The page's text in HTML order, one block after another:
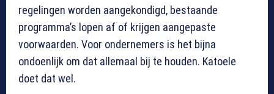
regelingen worden aangekondigd, bestaande
programma’s lopen af of krijgen aangepaste
voorwaarden. Voor ondernemers is het bijna
ondoenlijk om dat allemaal bij te houden. Katoele
doet dat wel.